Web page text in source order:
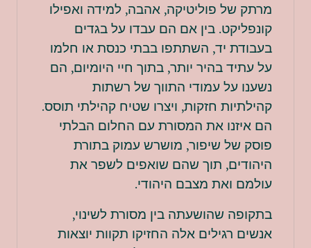
מרתק של פוליטיקה, אהבה, למידה ואפילו
קונפליקט. בין אם הם עבדו על בגדים
בעבודת יד, השתתפו בבתי כנסת או חלמו
על עתיד בהיר יותר, בתוך חיי היומיום, הם
נשענו על עמודי התווך של רשתות
קהילתיות חזקות, ויצרו שטיח קהילתי תוסס.
הם איזנו את המסורת עם החלום הבלתי
פוסק של שיפור, מושרש עמוק בתורת
היהודים, תוך שהם שואפים לשפר את
עולמם ואת מצבם היהודי.
בתקופה שהושעתה בין מסורת לשינוי,
אנשים רגילים אלה החזיקו תקוות יוצאות